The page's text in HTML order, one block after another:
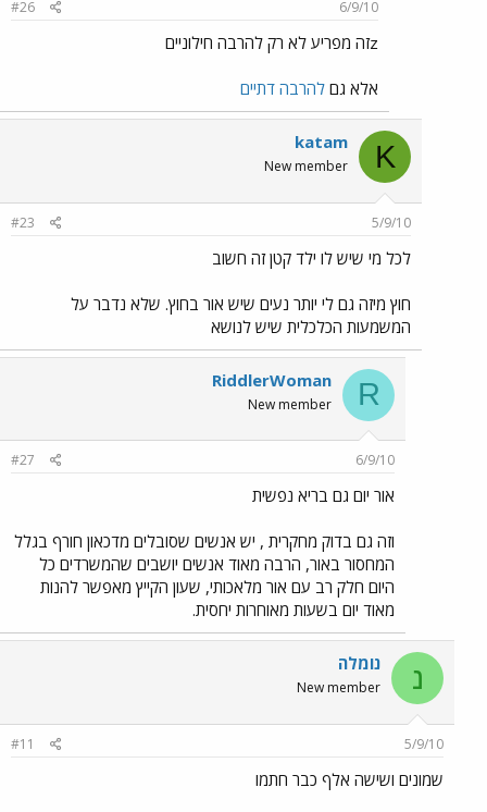
6/9/10
#26
zזה מפריע לא רק להרבה חילוניים
אלא גם להרבה דתיים
K
katam
New member
5/9/10
#23
לכל מי שיש לו ילד קטן זה חשוב
חוץ מיזה גם לי יותר נעים שיש אור בחוץ. שלא נדבר על
המשמעות הכלכלית שיש לנושא
R
RiddlerWoman
New member
6/9/10
#27
אור יום גם בריא נפשית
וזה גם בדוק מחקרית , יש אנשים שסובלים מדכאון חורף בגלל
המחסור באור, הרבה מאוד אנשים יושבים שהמשרדים כל
היום חלק רב עם אור מלאכותי, שעון הקייץ מאפשר להנות
מאוד יום בשעות מאוחרות יחסית.
נ נומלה
New member
5/9/10
#11
שמונים ושישה אלף כבר חתמו